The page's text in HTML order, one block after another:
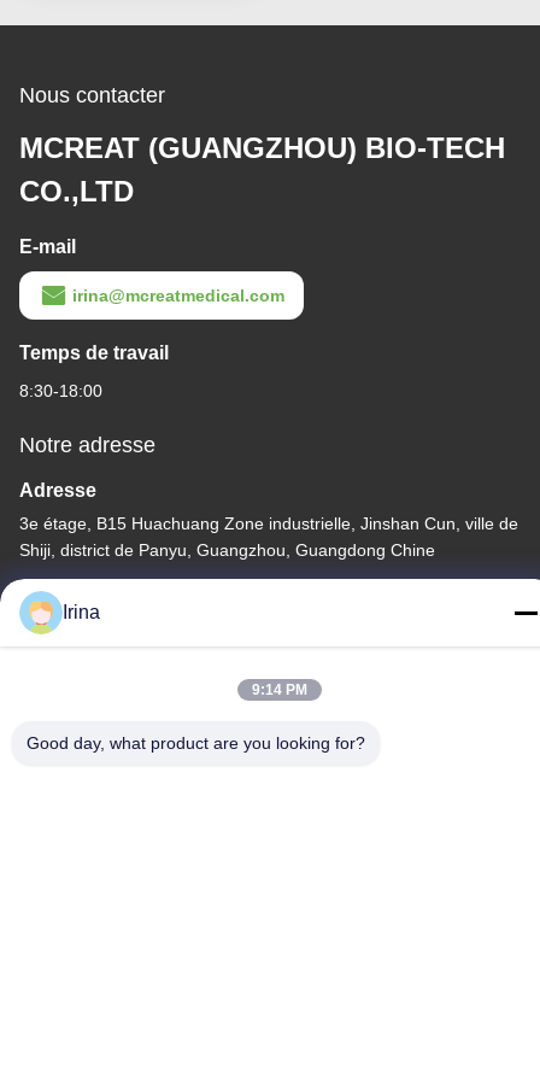
Nous contacter
MCREAT (GUANGZHOU) BIO-TECH
CO.,LTD
E-mail
irina@mcreatmedical.com
Temps de travail
8:30-18:00
Notre adresse
Adresse
3e étage, B15 Huachuang Zone industrielle, Jinshan Cun, ville de
Shiji, district de Panyu, Guangzhou, Guangdong Chine
Télégramme
86-020-3156-0583
Irina
9:14 PM
Good day, what product are you looking for?